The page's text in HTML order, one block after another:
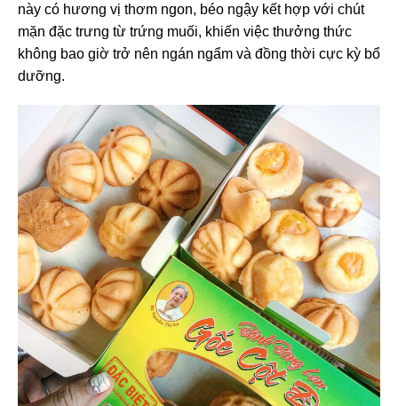
này có hương vị thơm ngon, béo ngậy kết hợp với chút
mặn đặc trưng từ trứng muối, khiến việc thưởng thức
không bao giờ trở nên ngán ngẩm và đồng thời cực kỳ bổ
dưỡng.